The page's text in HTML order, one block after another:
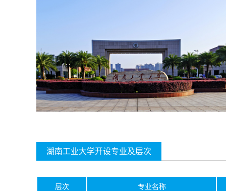
湖南工业大学开设专业及层次
层次 专业名称